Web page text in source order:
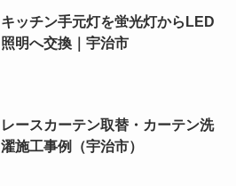
キッチン手元灯を蛍光灯からLED
照明へ交換｜宇治市
レースカーテン取替・カーテン洗
濯施工事例（宇治市）